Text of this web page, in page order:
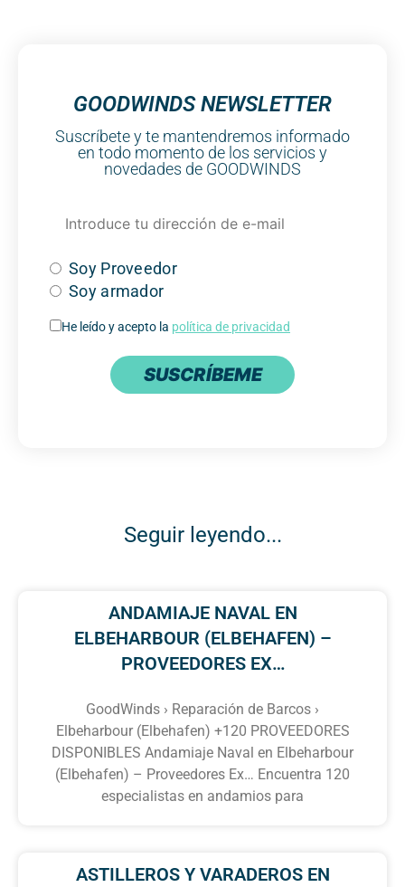
GOODWINDS NEWSLETTER
Suscríbete y te mantendremos informado
en todo momento de los servicios y
novedades de GOODWINDS
Soy Proveedor
Soy armador
He leído y acepto la política de privacidad
SUSCRÍBEME
Seguir leyendo...
ANDAMIAJE NAVAL EN
ELBEHARBOUR (ELBEHAFEN) –
PROVEEDORES EX…
GoodWinds › Reparación de Barcos ›
Elbeharbour (Elbehafen) +120 PROVEEDORES
DISPONIBLES Andamiaje Naval en Elbeharbour
(Elbehafen) – Proveedores Ex… Encuentra 120
especialistas en andamios para
ASTILLEROS Y VARADEROS EN